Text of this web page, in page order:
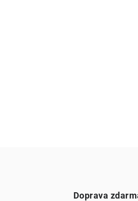
Doprava